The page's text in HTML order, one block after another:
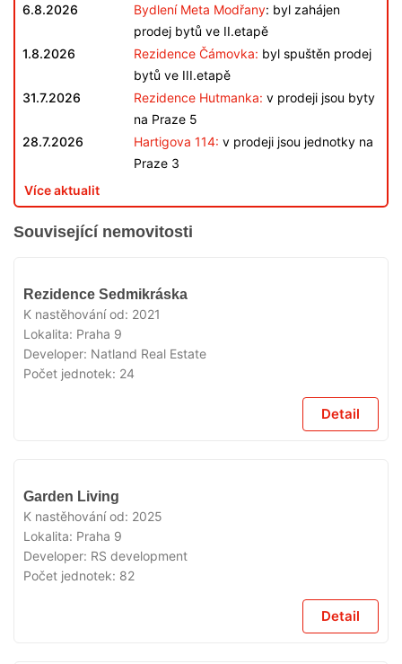
6.8.2026
Bydlení Meta Modřany: byl zahájen
prodej bytů ve II.etapě
1.8.2026
Rezidence Čámovka: byl spuštěn prodej
bytů ve III.etapě
31.7.2026
Rezidence Hutmanka: v prodeji jsou byty
na Praze 5
28.7.2026
Hartigova 114: v prodeji jsou jednotky na
Praze 3
Více aktualit
Související nemovitosti
Rezidence Sedmikráska
K nastěhování od: 2021
Lokalita: Praha 9
Developer: Natland Real Estate
Počet jednotek: 24
Detail
Garden Living
K nastěhování od: 2025
Lokalita: Praha 9
Developer: RS development
Počet jednotek: 82
Detail